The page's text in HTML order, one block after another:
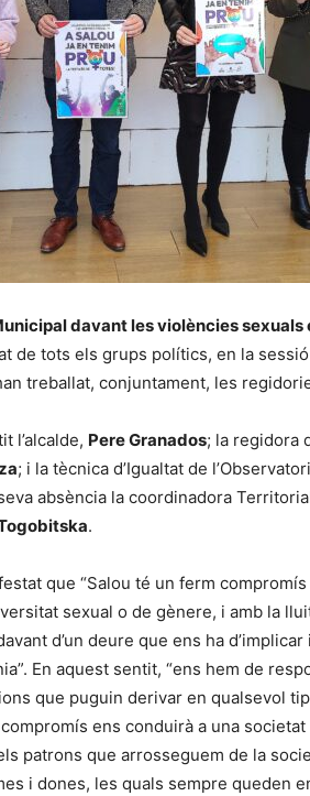
davant les violències sexuals
de tots els grups polítics, en la sessió
treballat, conjuntament, les
l’alcalde, Pere Granados; la regidora
; i la tècnica d’Igualtat de
absència la coordinadora
.
que “Salou té un ferm
sexual o de gènere, i amb la
d’un deure que ens ha
En aquest sentit, “ens hem de
que puguin derivar en qualsevol
ens conduirà a una
patrons que arrosseguem de la
i dones, les quals sempre queden